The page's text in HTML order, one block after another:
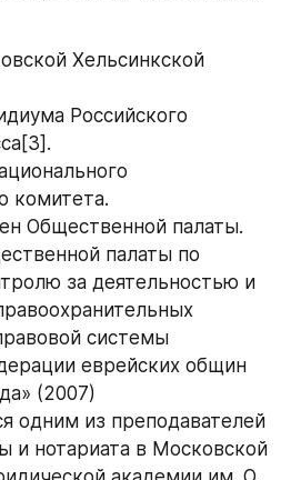
Хельсинкской
Российского
комитета.
Общественной палаты.
палаты по
за деятельностью и
системы
еврейских общин
(2007)
одним из преподавателей
и нотариата в Московской